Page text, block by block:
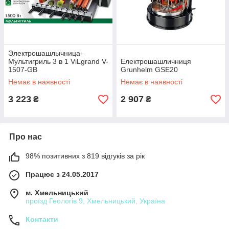
Электрошашлычница-
Мультигриль 3 в 1 ViLgrand V-
1507-GВ
Немає в наявності
3 223 ₴
Електрошашличниця
Grunhelm GSE20
Немає в наявності
2 907 ₴
Про нас
98% позитивних з 819 відгуків за рік
Працює з 24.05.2017
м. Хмельницький
проїзд Геологів 9, Хмельницький, Україна
Контакти